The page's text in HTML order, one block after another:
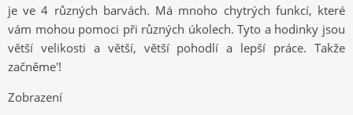
je ve 4 různých barvách. Má mnoho chytrých funkcí, které
vám mohou pomoci při různých úkolech. Tyto a hodinky jsou
větší velikosti a větší, větší pohodlí a lepší práce. Takže
začněme'!
Zobrazení